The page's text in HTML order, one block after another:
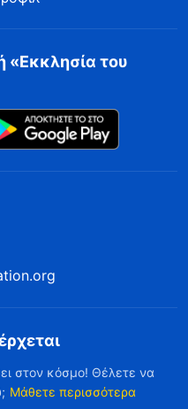
«Εκκλησία του
στον κόσμο! Θέλετε να
Μάθετε περισσότερα